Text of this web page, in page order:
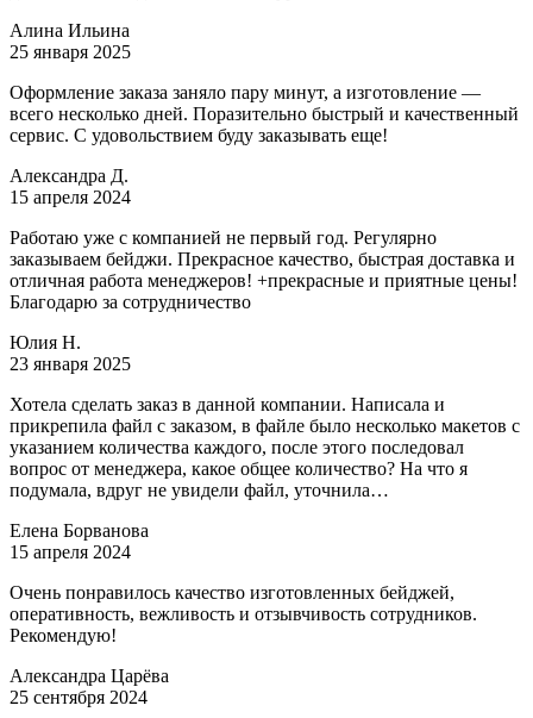
Алина Ильина
25 января 2025
Оформление заказа заняло пару минут, а изготовление —
всего несколько дней. Поразительно быстрый и качественный
сервис. С удовольствием буду заказывать еще!
Александра Д.
15 апреля 2024
Работаю уже с компанией не первый год. Регулярно
заказываем бейджи. Прекрасное качество, быстрая доставка и
отличная работа менеджеров! +прекрасные и приятные цены!
Благодарю за сотрудничество
Юлия Н.
23 января 2025
Хотела сделать заказ в данной компании. Написала и
прикрепила файл с заказом, в файле было несколько макетов с
указанием количества каждого, после этого последовал
вопрос от менеджера, какое общее количество? На что я
подумала, вдруг не увидели файл, уточнила…
Елена Борванова
15 апреля 2024
Очень понравилось качество изготовленных бейджей,
оперативность, вежливость и отзывчивость сотрудников.
Рекомендую!
Александра Царёва
25 сентября 2024